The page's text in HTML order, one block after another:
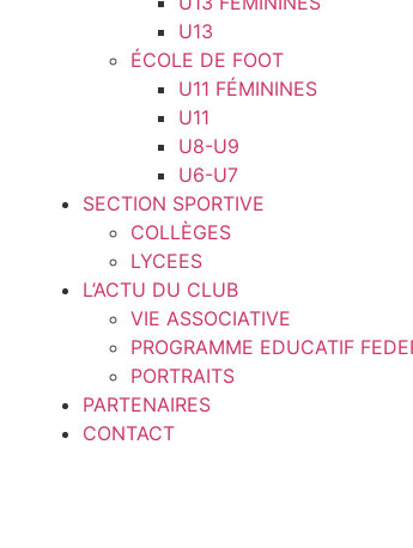
U13
ÉCOLE DE FOOT
U11 FÉMININES
U11
U8-U9
U6-U7
SECTION SPORTIVE
COLLÈGES
LYCEES
L’ACTU DU CLUB
VIE ASSOCIATIVE
PROGRAMME EDUCATIF
PORTRAITS
PARTENAIRES
CONTACT